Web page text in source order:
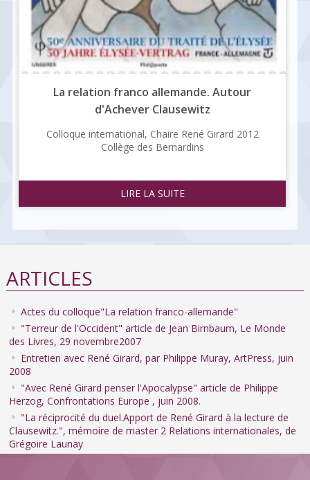
La relation franco allemande. Autour
d'Achever Clausewitz
Colloque international, Chaire René Girard 2012
Collège des Bernardins
LIRE LA SUITE
ARTICLES
Actes du colloque"La relation franco-allemande"
"Terreur de l'Occident" article de Jean Birnbaum, Le Monde
des Livres, 29 novembre2007
Entretien avec René Girard, par Philippe Muray, ArtPress, juin
2008
"Avec René Girard penser l'Apocalypse" article de Philippe
Herzog, Confrontations Europe , juin 2008.
"La réciprocité du duel.Apport de René Girard à la lecture de
Clausewitz.", mémoire de master 2 Relations internationales, de
Grégoire Launay